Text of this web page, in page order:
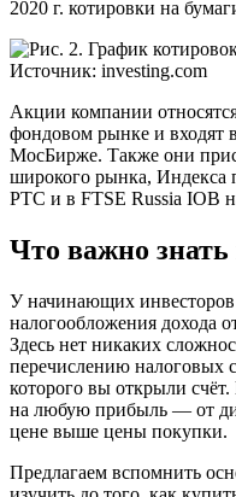
2020 г. котировки на
Акции компании
фондовом рынке и входят
МосБирже. Также они
широкого рынка, Индекса
РТС и в FTSE Russia IOB
Что важно
У начинающих инвесторов
налогообложения дохода
Здесь нет никаких
перечислению налоговых
которого вы открыли счёт.
на любую прибыль — от
цене выше цены покупки.
Предлагаем вспомнить